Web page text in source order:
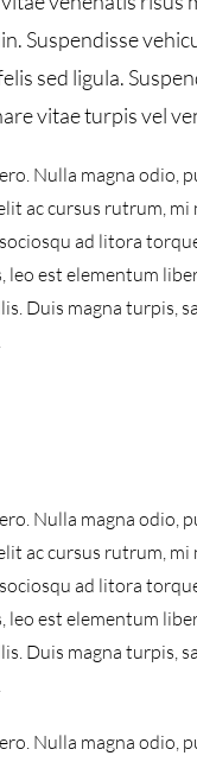
Suspendisse
sed ligula.
vitae turpis vel
Nulla magna odio,
ac cursus rutrum,
ad litora
est elementum
Duis magna turpis,
Nulla magna odio,
ac cursus rutrum,
ad litora
est elementum
Duis magna turpis,
Nulla magna odio,